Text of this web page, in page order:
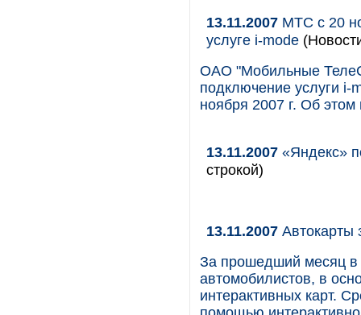
13.11.2007 МТС с 20
услуге i-mode
ОАО "Мобильные
подключение услуги i-
ноября 2007 г. Об
13.11.2007 «Яндекс»
строкой)
13.11.2007 Автокарты
За прошедший месяц в
автомобилистов, в
интерактивных карт.